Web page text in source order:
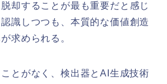
却することが最も重要だと感じ
識しつつも、本質的な価値創造
求められる。
とがなく、検出器とAI生成技術